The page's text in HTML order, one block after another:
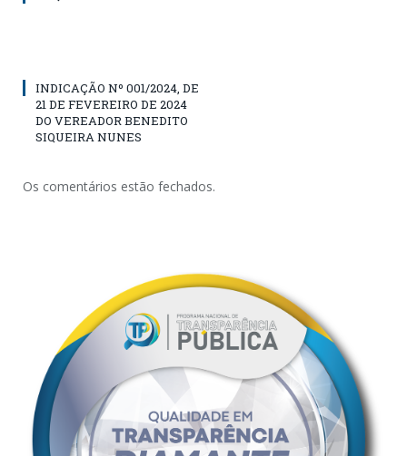
INDICAÇÃO Nº 001/2024, DE
21 DE FEVEREIRO DE 2024
DO VEREADOR BENEDITO
SIQUEIRA NUNES
Os comentários estão fechados.